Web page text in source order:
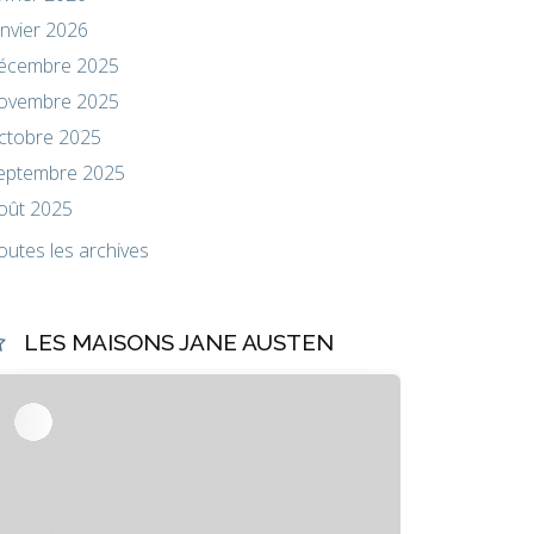
2026
2025
2025
2025
2025
2025
les archives
LES MAISONS JANE AUSTEN